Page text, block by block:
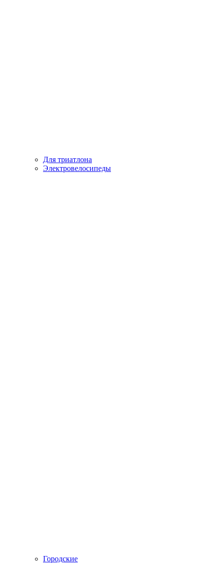
Для триатлона
Электровелосипеды
Городские